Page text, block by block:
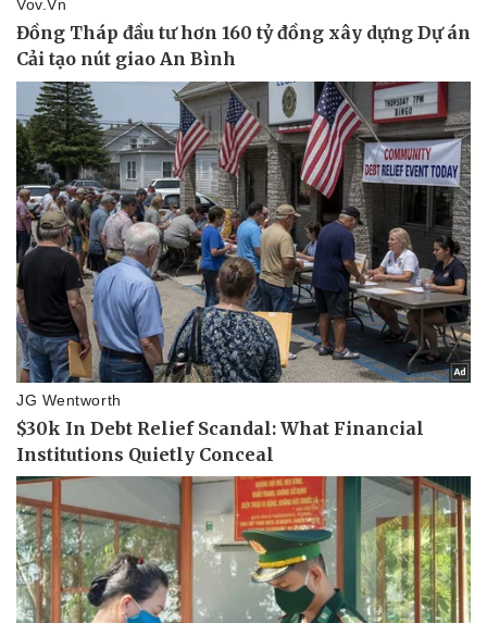
Kinh tế
Bất động sản
Khởi nghiệp
Thị trường
Tiêu dùng
Tỷ giá
Chứng khoán
Giá cà phê